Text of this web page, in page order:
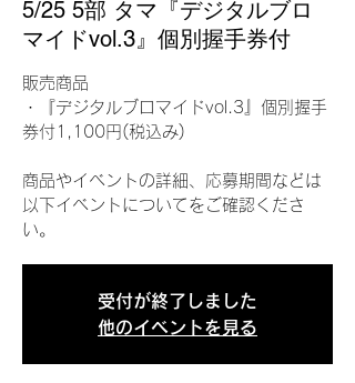
5/25 5部 タマ『デジタルブロ
マイドvol.3』個別握手券付
販売商品
・『デジタルブロマイドvol.3』個別握手
券付1,100円(税込み)
商品やイベントの詳細、応募期間などは
以下イベントについてをご確認くださ
い。
受付が終了しました
他のイベントを見る